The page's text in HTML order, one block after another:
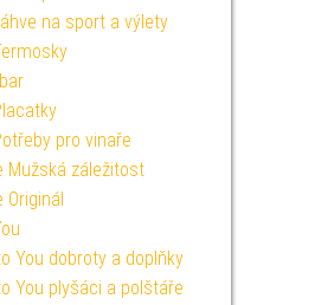
na sport a výlety
pro vinaře
Mužská záležitost
Originál
You dobroty a doplňky
You plyšáci a polštáře